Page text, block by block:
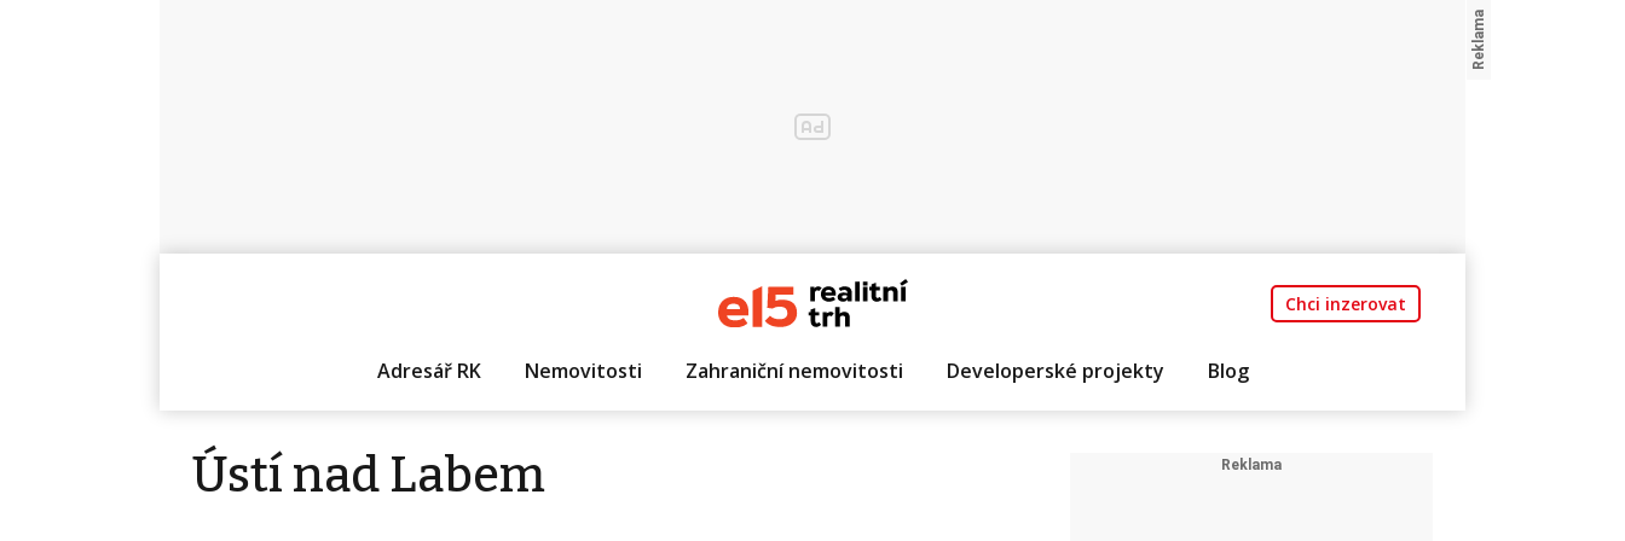
Chci inzerovat
Adresář RK Nemovitosti Zahraniční nemovitosti Developerské projekty Blog
Ústí nad Labem